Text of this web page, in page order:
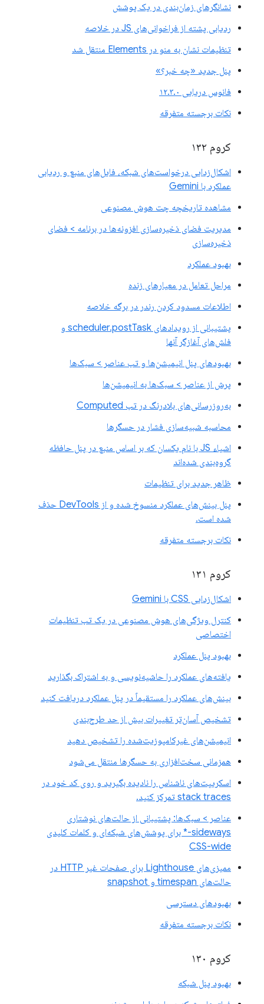
نشانگرهای زمان‌بندی در یک پوشش
ردیابی پشته از فراخوانی‌های JS در خلاصه
تنظیمات نشان به منو در Elements منتقل شد
پنل جدید «چه خبر؟»
فانوس دریایی ۱۲.۳.۰
نکات برجسته متفرقه
کروم ۱۳۲
اشکال‌زدایی درخواست‌های شبکه، فایل‌های منبع و ردیابی
عملکرد با Gemini
مشاهده تاریخچه چت هوش مصنوعی
مدیریت فضای ذخیره‌سازی افزونه‌ها در برنامه > فضای
ذخیره‌سازی
بهبود عملکرد
مراحل تعامل در معیارهای زنده
اطلاعات مسدود کردن رندر در برگه خلاصه
پشتیبانی از رویدادهای scheduler.postTask و
فلش‌های آغازگر آنها
بهبودهای پنل انیمیشن‌ها و تب عناصر > سبک‌ها
پرش از عناصر > سبک‌ها به انیمیشن‌ها
به‌روزرسانی‌های بلادرنگ در تب Computed
محاسبه شبیه‌سازی فشار در حسگرها
اشیاء JS با نام یکسان که بر اساس منبع در پنل حافظه
گروه‌بندی شده‌اند
ظاهر جدید برای تنظیمات
پنل بینش‌های عملکرد منسوخ شده و از DevTools حذف
شده است.
نکات برجسته متفرقه
کروم ۱۳۱
اشکال‌زدایی CSS با Gemini
کنترل ویژگی‌های هوش مصنوعی در یک تب تنظیمات
اختصاصی
بهبود پنل عملکرد
یافته‌های عملکرد را حاشیه‌نویسی و به اشتراک بگذارید
بینش‌های عملکرد را مستقیماً در پنل عملکرد دریافت کنید
تشخیص آسان‌تر تغییرات بیش از حد طرح‌بندی
انیمیشن‌های غیرکامپوزیت‌شده را تشخیص دهید
همزمانی سخت‌افزاری به حسگرها منتقل می‌شود
اسکریپت‌های ناشناس را نادیده بگیرید و روی کد خود در
stack traces تمرکز کنید.
عناصر > سبک‌ها: پشتیبانی از حالت‌های نوشتاری
sideways-* برای پوشش‌های شبکه‌ای و کلمات کلیدی
CSS-wide
ممیزی‌های Lighthouse برای صفحات غیر HTTP در
حالت‌های timespan و snapshot
بهبودهای دسترسی
نکات برجسته متفرقه
کروم ۱۳۰
بهبود پنل شبکه